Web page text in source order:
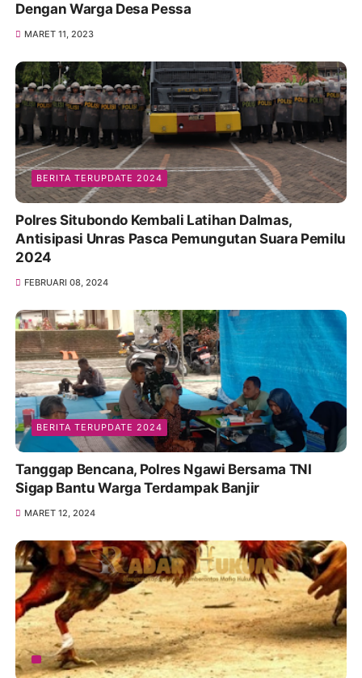
Dengan Warga Desa Pessa
MARET 11, 2023
BERITA TERUPDATE 2024
Polres Situbondo Kembali Latihan Dalmas,
Antisipasi Unras Pasca Pemungutan Suara Pemilu
2024
FEBRUARI 08, 2024
BERITA TERUPDATE 2024
Tanggap Bencana, Polres Ngawi Bersama TNI
Sigap Bantu Warga Terdampak Banjir
MARET 12, 2024